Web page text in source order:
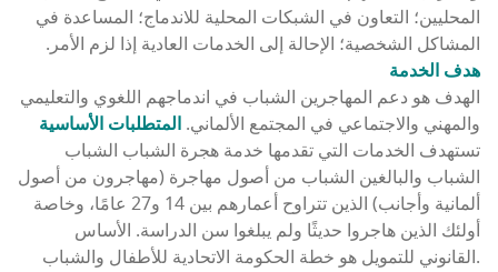
المحليين؛ التعاون في الشبكات المحلية للاندماج؛ المساعدة في
المشاكل الشخصية؛ الإحالة إلى الخدمات العادية إذا لزم الأمر.
هدف الخدمة
الهدف هو دعم المهاجرين الشباب في اندماجهم اللغوي والتعليمي
والمهني والاجتماعي في المجتمع الألماني. المتطلبات الأساسية
تستهدف الخدمات التي تقدمها خدمة هجرة الشباب الشباب
الشباب والبالغين الشباب من أصول مهاجرة (مهاجرون من أصول
ألمانية وأجانب) الذين تتراوح أعمارهم بين 14 و27 عامًا، وخاصة
أولئك الذين هاجروا حديثًا ولم يبلغوا سن الدراسة. الأساس
القانوني للتمويل هو خطة الحكومة الاتحادية للأطفال والشباب.